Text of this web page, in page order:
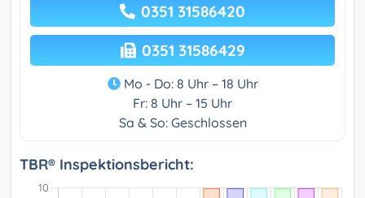
0351 31586420
0351 31586429
Mo - Do: 8 Uhr – 18 Uhr
Fr: 8 Uhr – 15 Uhr
Sa & So: Geschlossen
TBR® Inspektionsbericht: